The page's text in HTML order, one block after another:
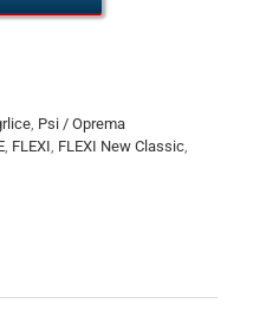
Psi / Oprema
FLEXI FLEXI New Classic